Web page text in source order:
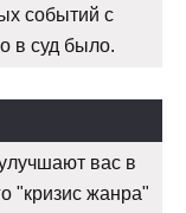
событий с
в суд было.
вас в
"кризис жанра"